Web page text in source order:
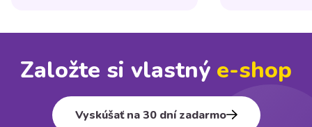
nakupovanie online. Podľa
internetových nákupov sa
preto je responzívny dizajn e-
shopu dôležitejší ako kedykoľvek
majú posilniť
obchodných
tovary alebo
spotrebiteľom
kamenných
Založte si vlastný e⁠-⁠shop
Vyskúšať na 30 dní zadarmo